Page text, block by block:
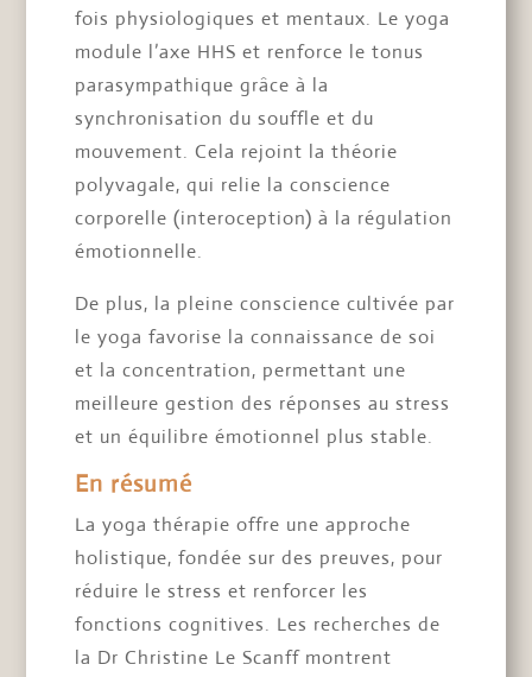
fois physiologiques et mentaux. Le yoga
module l’axe HHS et renforce le tonus
parasympathique grâce à la
synchronisation du souffle et du
mouvement. Cela rejoint la théorie
polyvagale, qui relie la conscience
corporelle (interoception) à la régulation
émotionnelle.
De plus, la pleine conscience cultivée par
le yoga favorise la connaissance de soi
et la concentration, permettant une
meilleure gestion des réponses au stress
et un équilibre émotionnel plus stable.
En résumé
La yoga thérapie offre une approche
holistique, fondée sur des preuves, pour
réduire le stress et renforcer les
fonctions cognitives. Les recherches de
la Dr Christine Le Scanff montrent